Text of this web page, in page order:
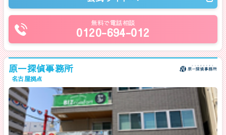
無料で電話相談
0120-694-012
原一探偵事務所
名古屋拠点